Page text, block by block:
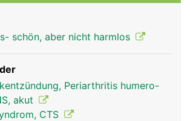
bewegt. Auch das Schlüsselbein
Schulterblatt gelenkig
die Schulterblätter sind die Arme
verbunden. Ausserdem dient es als
für die Rückenmuskulatur
schön, aber nicht harmlos
Periarthritis humero-
akut
CTS